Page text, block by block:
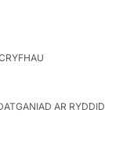
AR RYDDID